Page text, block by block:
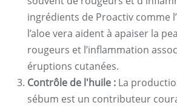
ingrédients de Proactiv comme
l’aloe vera aident à apaiser la
rougeurs et l’inflammation
éruptions cutanées.
Contrôle de l'huile : La
sébum est un contributeur